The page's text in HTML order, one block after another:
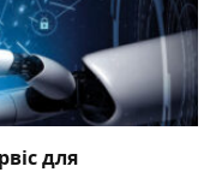
для